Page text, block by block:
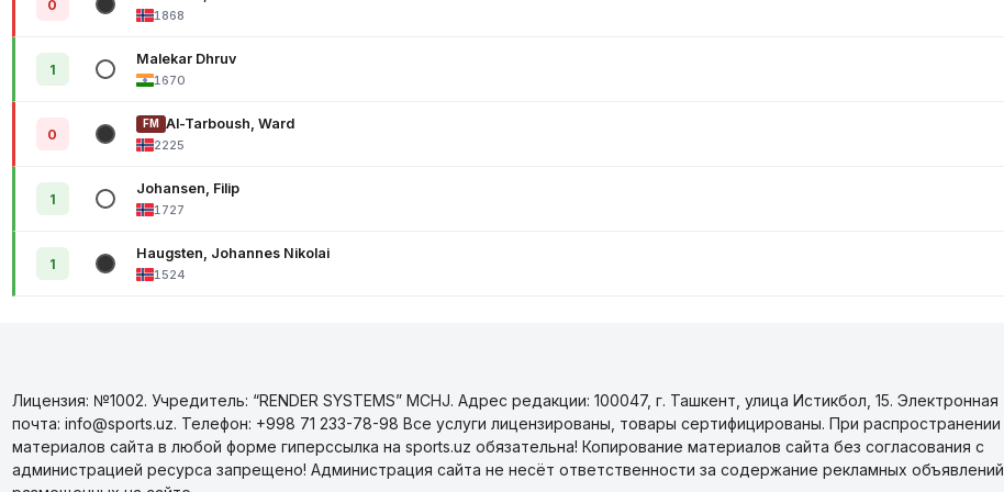
0
1868
1
Malekar Dhruv
1670
0
FM Al-Tarboush, Ward
2225
1
Johansen, Filip
1727
1
Haugsten, Johannes Nikolai
1524
Лицензия: №1002. Учредитель: “RENDER SYSTEMS” MCHJ. Адрес редакции: 100047, г. Ташкент, улица Истикбол, 15. Электронная
почта: info@sports.uz. Телефон: +998 71 233-78-98 Все услуги лицензированы, товары сертифицированы. При распространении
материалов сайта в любой форме гиперссылка на sports.uz обязательна! Копирование материалов сайта без согласования с
администрацией ресурса запрещено! Администрация сайта не несёт ответственности за содержание рекламных объявлений,